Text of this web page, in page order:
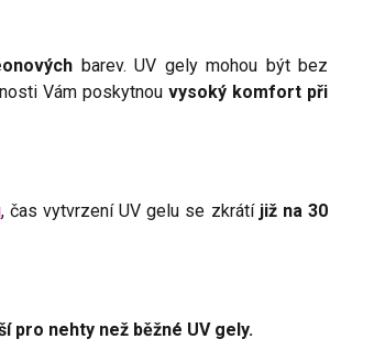
barev. UV gely mohou být bez
Vám poskytnou vysoký komfort při
, čas vytvrzení UV gelu se zkrátí již na 30
pro nehty než běžné UV gely.